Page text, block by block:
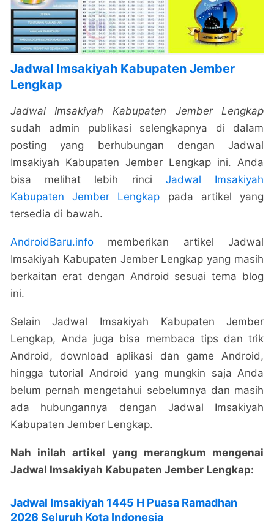
Jadwal Imsakiyah Kabupaten Jember
Lengkap
Jadwal Imsakiyah Kabupaten Jember Lengkap
sudah admin publikasi selengkapnya di dalam
posting yang berhubungan dengan Jadwal
Imsakiyah Kabupaten Jember Lengkap ini. Anda
bisa melihat lebih rinciJadwal Imsakiyah
Kabupaten Jember Lengkap pada artikel yang
tersedia di bawah.
AndroidBaru.infomemberikan artikel Jadwal
Imsakiyah Kabupaten Jember Lengkap yang masih
berkaitan erat dengan Android sesuai tema blog
ini.
Selain Jadwal Imsakiyah Kabupaten Jember
Lengkap, Anda juga bisa membaca tips dan trik
Android, download aplikasi dan game Android,
hingga tutorial Android yang mungkin saja Anda
belum pernah mengetahui sebelumnya dan masih
ada hubungannya dengan Jadwal Imsakiyah
Kabupaten Jember Lengkap.
Nah inilah artikel yang merangkum mengenai
Jadwal Imsakiyah Kabupaten Jember Lengkap:
Jadwal Imsakiyah 1445 H Puasa Ramadhan
2026 Seluruh Kota Indonesia